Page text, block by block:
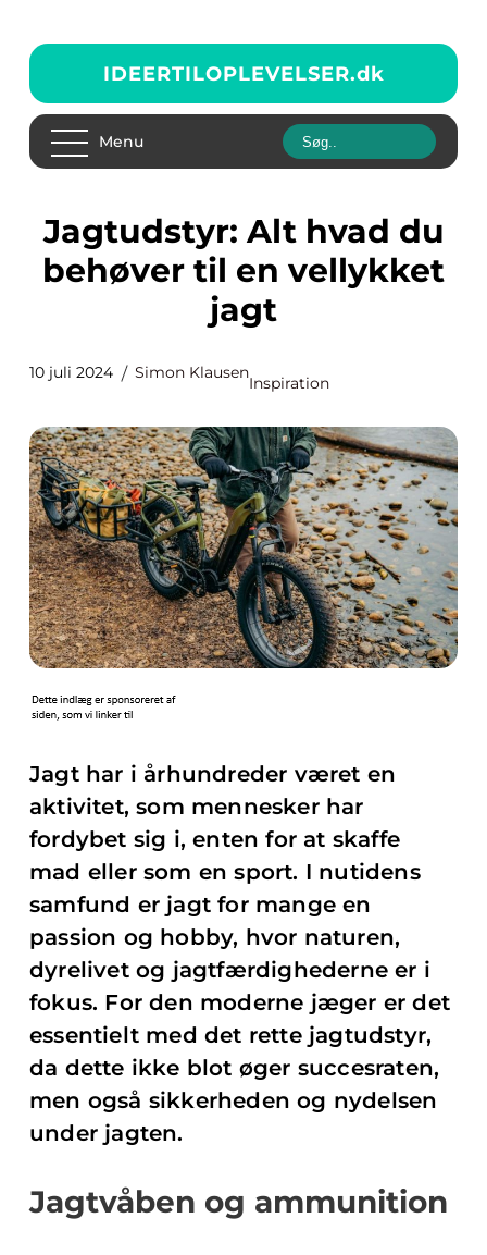
IDEERTILOPLEVELSER.dk
Menu
Jagtudstyr: Alt hvad du
behøver til en vellykket
jagt
10 juli 2024 Simon Klausen
Inspiration
Jagt har i århundreder været en
aktivitet, som mennesker har
fordybet sig i, enten for at skaffe
mad eller som en sport. I nutidens
samfund er jagt for mange en
passion og hobby, hvor naturen,
dyrelivet og jagtfærdighederne er i
fokus. For den moderne jæger er det
essentielt med det rette jagtudstyr,
da dette ikke blot øger succesraten,
men også sikkerheden og nydelsen
under jagten.
Jagtvåben og ammunition